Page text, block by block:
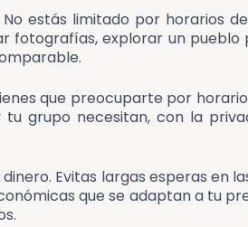
estás limitado por horarios
fotografías, explorar un
que preocuparte por
grupo necesitan, con la
Evitas largas esperas en
que se adaptan a tu